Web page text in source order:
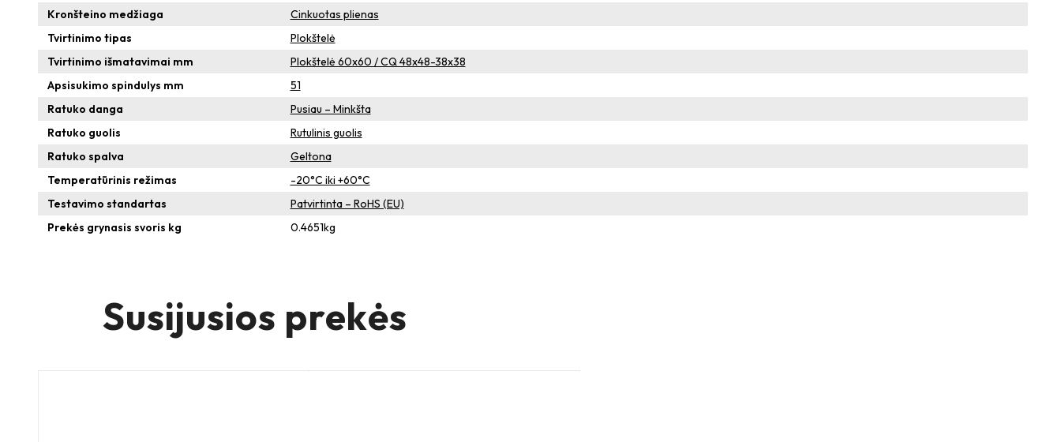
Kronšteino medžiaga
Cinkuotas plienas
Tvirtinimo tipas
Plokštelė
Tvirtinimo išmatavimai mm
Plokštelė 60x60 / CQ 48x48-38x38
Apsisukimo spindulys mm
51
Ratuko danga
Pusiau – Minkšta
Ratuko guolis
Rutulinis guolis
Ratuko spalva
Geltona
Temperatūrinis režimas
-20°C iki +60°C
Testavimo standartas
Patvirtinta – RoHS (EU)
Prekės grynasis svoris kg
0.4651kg
Susijusios prekės